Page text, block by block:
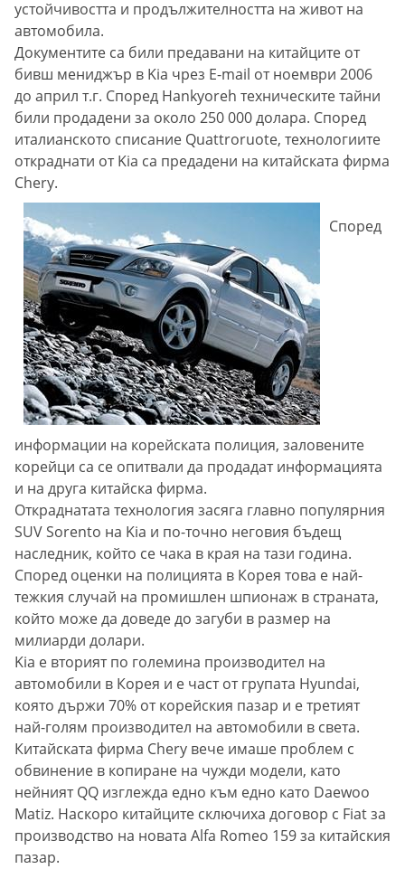
устойчивостта и продължителността на живот на
автомобила.
Документите са били предавани на китайците от
бивш мениджър в Kiа чрез E-mail от ноември 2006
до април т.г. Според Hankyoreh техническите тайни
били продадени за около 250 000 долара. Според
италианското списание Quattroruote, технологиите
откраднати от Kiа са предадени на китайската фирма
Chery.
Според
информации на корейската полиция, заловените
корейци са се опитвали да продадат информацията
и на друга китайска фирма.
Откраднатата технология засяга главно популярния
SUV Sorento на Kia и по-точно неговия бъдещ
наследник, който се чака в края на тази година.
Според оценки на полицията в Корея това е най-
тежкия случай на промишлен шпионаж в страната,
който може да доведе до загуби в размер на
милиарди долари.
Kia е вторият по големина производител на
автомобили в Корея и е част от групата Hyundai,
която държи 70% от корейския пазар и е третият
най-голям производител на автомобили в света.
Китайската фирма Chery вече имаше проблем с
обвинение в копиране на чужди модели, като
нейният QQ изглежда едно към едно като Daewoo
Matiz. Наскоро китайците сключиха договор с Fiat за
производство на новата Alfа Romeo 159 за китайския
пазар.